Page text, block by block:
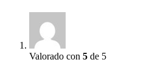
Valorado con 5 de 5